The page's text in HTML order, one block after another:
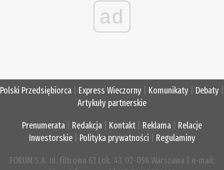
ad
Polski Przedsiębiorca Express Wieczorny Komunikaty Debaty
Artykuły partnerskie
Prenumerata Redakcja Kontakt Reklama
Relacje
Inwestorskie| Polityka prywatności Regulaminy
FORUM S.A. ul. Filtrowa 63 Lok. 43, 02-056 Warszawa | e-mail: